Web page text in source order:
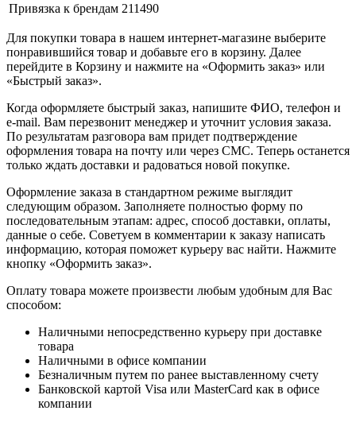
Привязка к брендам 211490
Для покупки товара в нашем интернет-магазине выберите
понравившийся товар и добавьте его в корзину. Далее
перейдите в Корзину и нажмите на «Оформить заказ» или
«Быстрый заказ».
Когда оформляете быстрый заказ, напишите ФИО, телефон и
e-mail. Вам перезвонит менеджер и уточнит условия заказа.
По результатам разговора вам придет подтверждение
оформления товара на почту или через СМС. Теперь останется
только ждать доставки и радоваться новой покупке.
Оформление заказа в стандартном режиме выглядит
следующим образом. Заполняете полностью форму по
последовательным этапам: адрес, способ доставки, оплаты,
данные о себе. Советуем в комментарии к заказу написать
информацию, которая поможет курьеру вас найти. Нажмите
кнопку «Оформить заказ».
Оплату товара можете произвести любым удобным для Вас
способом:
Наличными непосредственно курьеру при доставке
товара
Наличными в офисе компании
Безналичным путем по ранее выставленному счету
Банковской картой Visa или MasterCard как в офисе
компании